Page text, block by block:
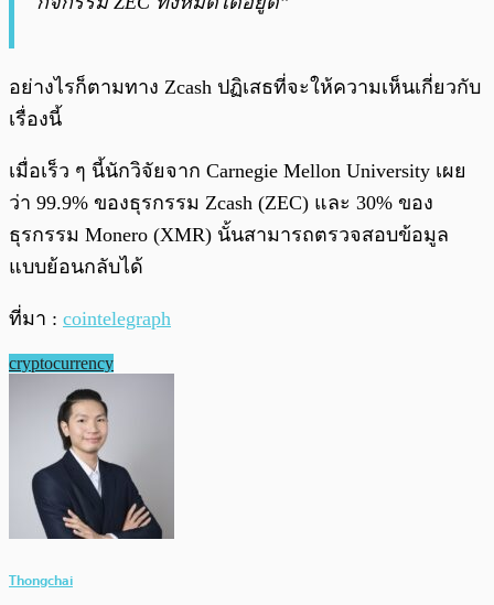
อย่างไรก็ตามทาง Zcash ปฏิเสธที่จะให้ความเห็นเกี่ยวกับ
เรื่องนี้
เมื่อเร็ว ๆ นี้นักวิจัยจาก Carnegie Mellon University เผย
ว่า 99.9% ของธุรกรรม Zcash (ZEC) และ 30% ของ
ธุรกรรม Monero (XMR) นั้นสามารถตรวจสอบข้อมูล
แบบย้อนกลับได้
ที่มา : cointelegraph
cryptocurrency
Thongchai